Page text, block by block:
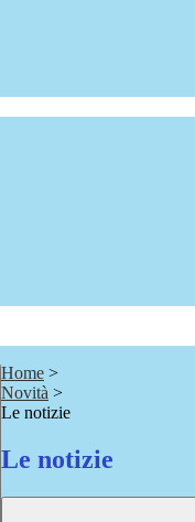
Home >
Novità >
Le notizie
Le notizie